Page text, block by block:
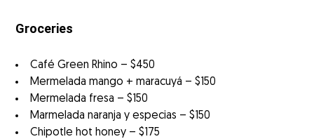
Groceries
Café Green Rhino – $450
Mermelada mango + maracuyá – $150
Mermelada fresa – $150
Marmelada naranja y especias – $150
Chipotle hot honey – $175